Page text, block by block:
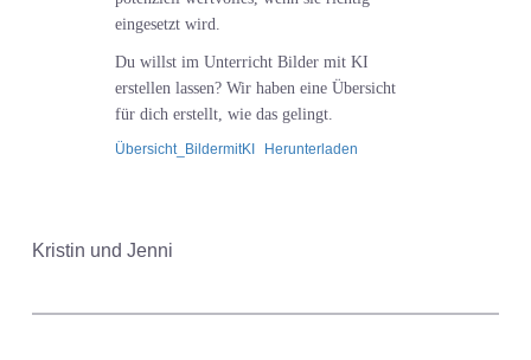
eingesetzt wird.
Du willst im Unterricht Bilder mit KI
erstellen lassen? Wir haben eine Übersicht
für dich erstellt, wie das gelingt.
Übersicht_BildermitKI Herunterladen
Kristin und Jenni